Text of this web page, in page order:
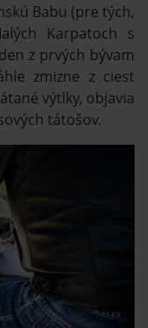
Babu (pre tých,
Karpatoch s
z prvých bývam
zmizne z ciest
výtlky, objavia
tátošov.